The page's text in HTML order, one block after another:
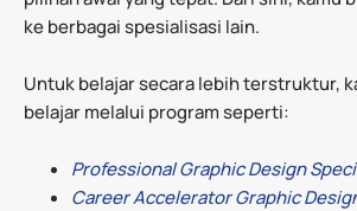
ke berbagai spesialisasi lain.
Untuk belajar secara lebih terstruktur,
belajar melalui program seperti:
Professional Graphic Design
Career Accelerator Graphic